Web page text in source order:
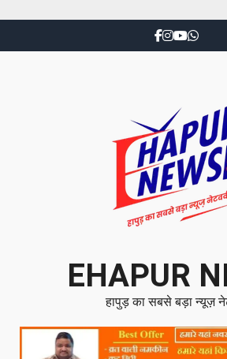
EHAPUR
हापुड़ का सबसे बड़ा न्यूज़